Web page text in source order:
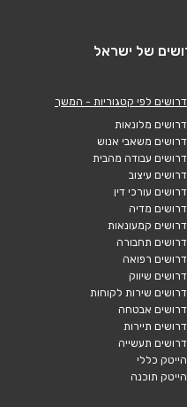
דרושים לפי קטגוריות - המשך
דרושים מלונאות
דרושים משאבי אנוש
דרושים עבודה מהבית
דרושים עיצוב
דרושים עורכי דין
דרושים מדיה
דרושים קמעונאות
דרושים תחבורה
דרושים רפואה
דרושים שיווק
דרושים שירות לקוחות
דרושים אבטחה
דרושים תיירות
דרושים תעשייה
הייטק כללי
הייטק תוכנה